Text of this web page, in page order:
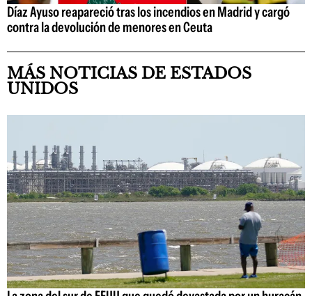
Díaz Ayuso reapareció tras los incendios en Madrid y cargó
contra la devolución de menores en Ceuta
MÁS NOTICIAS DE ESTADOS
UNIDOS